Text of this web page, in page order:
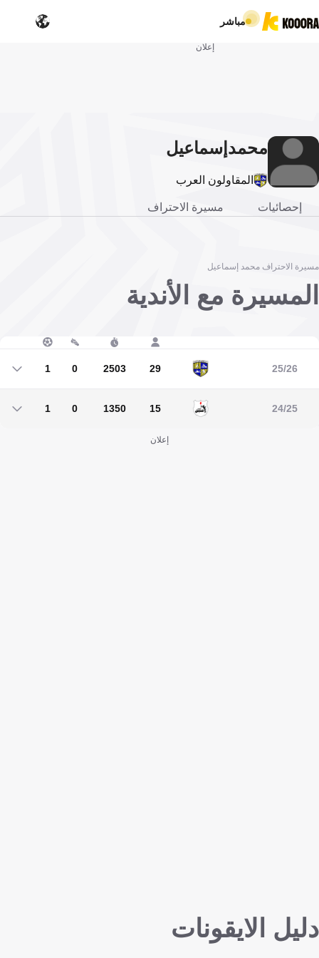
مباشر
إعلان
محمد إسماعيل
المقاولون العرب
إحصائيات مسيرة الاحتراف
مسيرة الاحتراف محمد إسماعيل
المسيرة مع الأندية
25/26
29
2503
0
1
24/25
15
1350
0
1
إعلان
دليل الايقونات